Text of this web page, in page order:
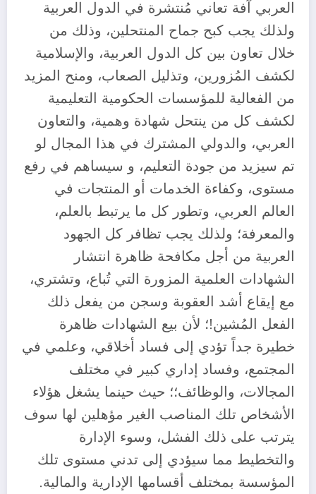
العربي آفة تعاني مُنتشرة في الدول العربية
ولذلك يجب كبح جماح المنتحلين، وذلك من
خلال تعاون بين كل الدول العربية، والإسلامية
لكشف المُزورين، وتذليل الصعاب، ومنح المزيد
من الفعالية للمؤسسات الحكومية التعليمية
لكشف كل من ينتحل شهادة وهمية، والتعاون
العربي، والدولي المشترك في هذا المجال لو
تم سيزيد من جودة التعليم، و سيساهم في رفع
مستوى، وكفاءة الخدمات أو المنتجات في
العالم العربي، وتطور كل ما يرتبط بالعلم،
والمعرفة؛ ولذلك يجب تظافر كل الجهود
العربية من أجل مكافحة ظاهرة انتشار
الشهادات العلمية المزورة التي تُباع، وتشتري،
مع إيقاع أشد العقوبة وسجن من يفعل ذلك
الفعل المُشين!؛ لأن بيع الشهادات ظاهرة
خطيرة جداً تؤدي إلى فساد أخلاقي، وعلمي في
المجتمع، وفساد إداري كبير في مختلف
المجالات، والوظائف؛؛ حيث حينما يشغل هؤلاء
الأشخاص تلك المناصب الغير مؤهلين لها سوف
يترتب على ذلك الفشل، وسوء الإدارة
والتخطيط مما سيؤدي إلى تدني مستوى تلك
المؤسسة بمختلف أقسامها الإدارية والمالية.